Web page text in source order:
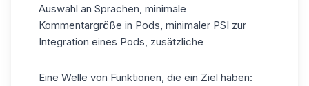
Auswahl an Sprachen, minimale
Kommentargröße in Pods, minimaler PSI zur
Integration eines Pods, zusätzliche
Eine Welle von Funktionen, die ein Ziel haben: